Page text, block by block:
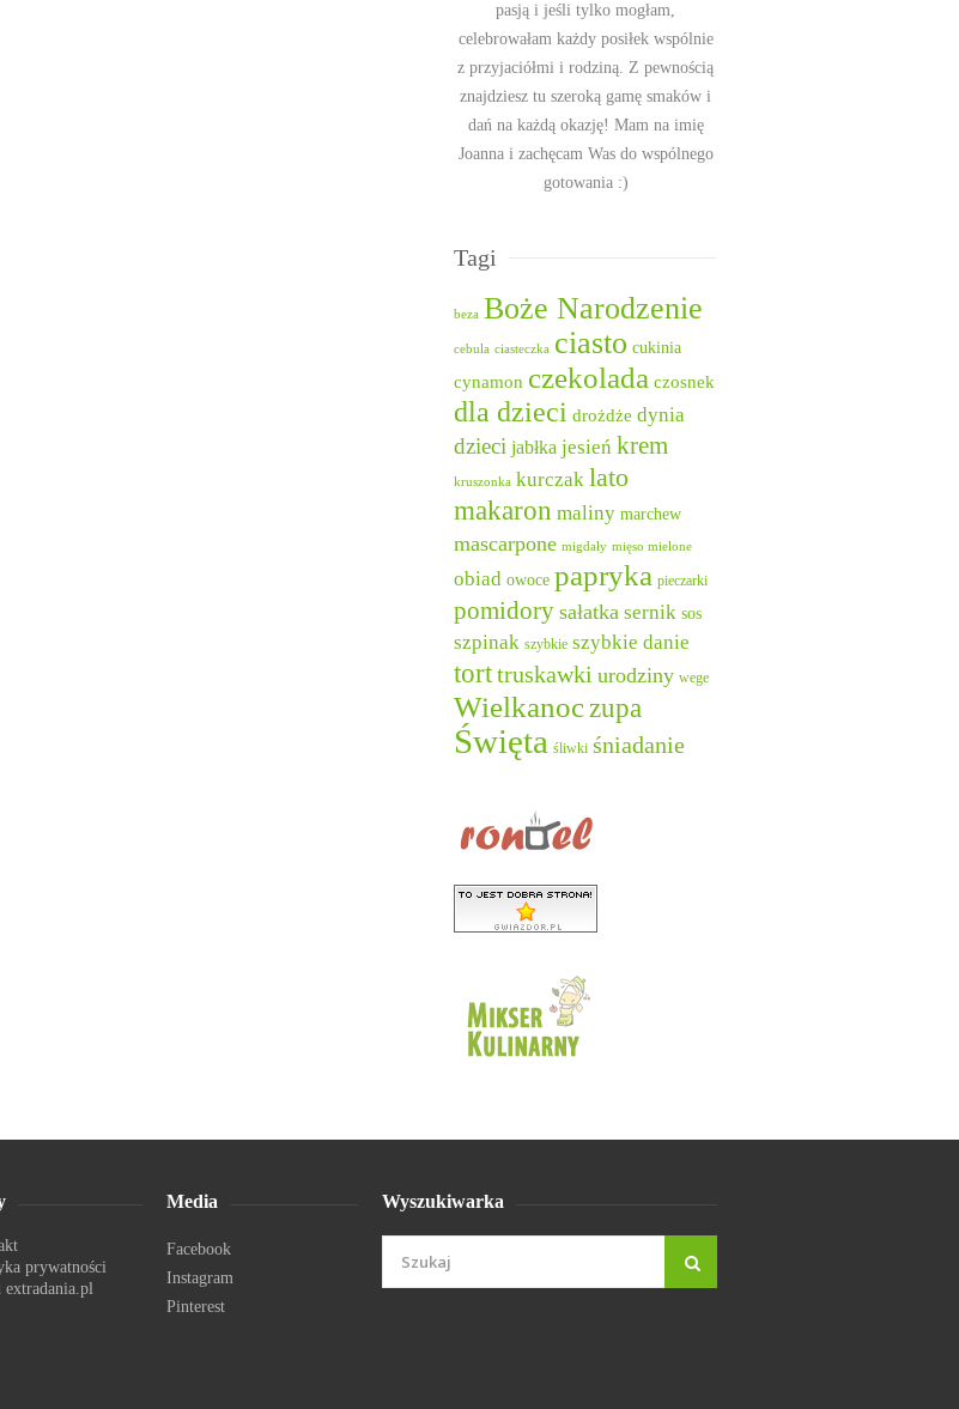
pasją i jeśli tylko mogłam,
celebrowałam każdy posiłek wspólnie
z przyjaciółmi i rodziną. Z pewnością
znajdziesz tu szeroką gamę smaków i
dań na każdą okazję! Mam na imię
Joanna i zachęcam Was do wspólnego
gotowania :)
Tagi
beza Boże Narodzenie
cebula ciasteczka ciasto cukinia
cynamon czekolada czosnek
dla dzieci drożdże dynia
dzieci jabłka jesień krem
kruszonka kurczak lato
makaron maliny marchew
mascarpone migdały mięso mielone
obiad owoce papryka pieczarki
pomidory sałatka sernik sos
szpinak szybkie szybkie danie
torttruskawki urodziny wege
Wielkanoczupa
Święta śliwki śniadanie
prywatności
extradania.pl
Media
Facebook
Instagram
Pinterest
Wyszukiwarka